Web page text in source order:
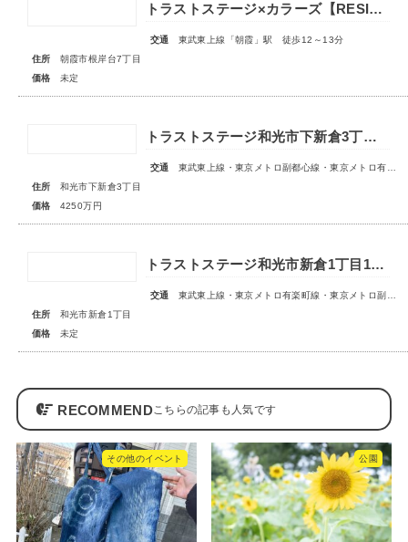
トラストステージ×カラーズ【RESIDENCE】朝霞市根岸台7丁目41期 全13区画第一期分譲 宅地分譲第二期分譲 新築分譲住宅 ◇販売予告◇
交通
東武東上線「朝霞」駅 徒歩12～13分
住所
朝霞市根岸台7丁目
価格
未定
トラストステージ和光市下新倉3丁目16期◇限定1区画◇
交通
東武東上線・東京メトロ副都心線・東京メトロ有楽町線「和光市」駅 徒歩19分
住所
和光市下新倉3丁目
価格
4250万円
トラストステージ和光市新倉1丁目18期 全6区画■第1期分譲 販売予告■
交通
東武東上線・東京メトロ有楽町線・東京メトロ副都心線「和光市」駅 徒歩14～15分
住所
和光市新倉1丁目
価格
未定
RECOMMEND
その他のイベント 公園